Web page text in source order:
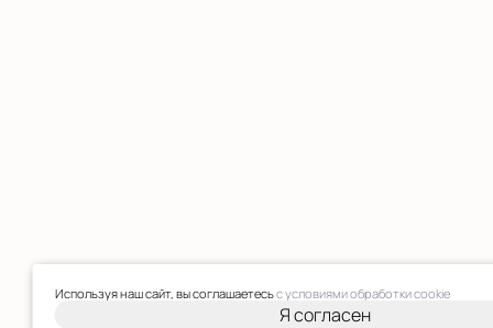
Используя наш сайт, вы соглашаетесьс условиями обработки cookie
Я согласен